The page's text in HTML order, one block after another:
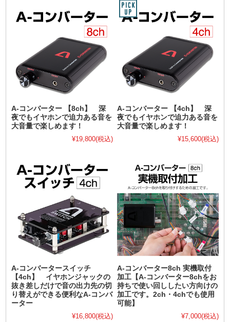
A-コンバーター 【8ch】 深
夜でもイヤホンで迫力ある音を
大音量で楽しめます！
¥19,800(税込)
A-コンバーター 【4ch】 深
夜でもイヤホンで迫力ある音を
大音量で楽しめます！
¥15,600(税込)
A-コンバータースイッチ
【4ch】 イヤホンジャックの
抜き差しだけで音の出力先の切
り替えができる便利なA-コンバ
ーター
¥16,800(税込)
A-コンバーター8ch 実機取付
加工【A-コンバーター8chをお
持ちで使い回ししたい方向けの
加工です。2ch・4chでも使用
可能】
¥7,000(税込)